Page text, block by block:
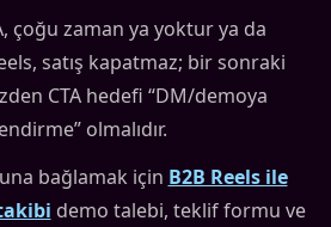
çoğu zaman ya yoktur ya da
satış kapatmaz; bir sonraki
CTA hedefi “DM/demoya
olmalıdır.
bağlamak için B2B Reels ile
demo talebi, teklif formu ve